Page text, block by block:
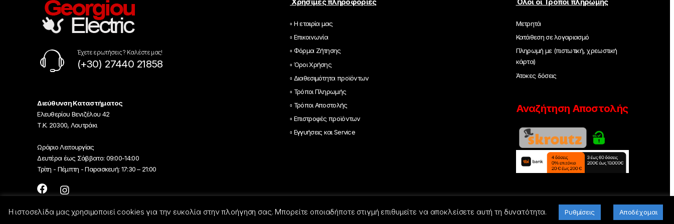
Έχετε ερωτήσεις ? Καλέστε μας!
(+30) 27440 21858
Διεύθυνση Καταστήματος
Ελευθερίου Βενιζέλου 42
Τ.Κ. 20300, Λουτράκι
Ωράριο Λειτουργίας
Δευτέρα έως Σάββατο: 09:00-14:00
Τρίτη - Πέμπτη - Παρασκευή: 17:30 – 21:00
Χρήσιμες πληροφορίες
▫ Η εταιρία μας
▫ Επικοινωνία
▫ Φόρμα Ζήτησης
▫ Όροι Χρήσης
▫ Διαθεσιμότητα προϊόντων
▫ Τρόποι Πληρωμής
▫ Τρόποι Αποστολής
▫ Επιστροφές προϊόντων
▫ Εγγυήσεις και Service
Όλοι οι Τρόποι πληρωμής
Μετρητά
Κατάθεση σε λογαριασμό
Πληρωμή με (πιστωτική, χρεωστική
κάρτα)
Άτοκες δόσεις
Αναζήτηση Αποστολής
Η ιστοσελίδα μας χρησιμοποιεί cookies για την ευκολία στην πλοήγηση σας. Μπορείτε οποιαδήποτε στιγμή επιθυμείτε να αποκλείσετε αυτή τη δυνατότητα. Ρυθμίσεις Αποδέχομαι